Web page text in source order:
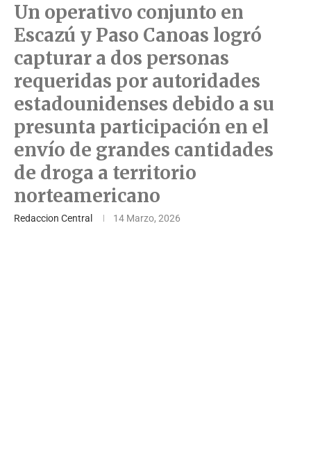
Un operativo conjunto en
Escazú y Paso Canoas logró
capturar a dos personas
requeridas por autoridades
estadounidenses debido a su
presunta participación en el
envío de grandes cantidades
de droga a territorio
norteamericano
Redaccion Central 14 Marzo, 2026